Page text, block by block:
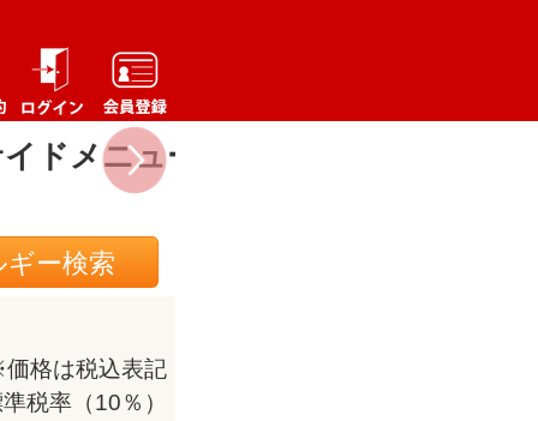
ドメニュー
ー検索
格は税込表記
税率（10％）